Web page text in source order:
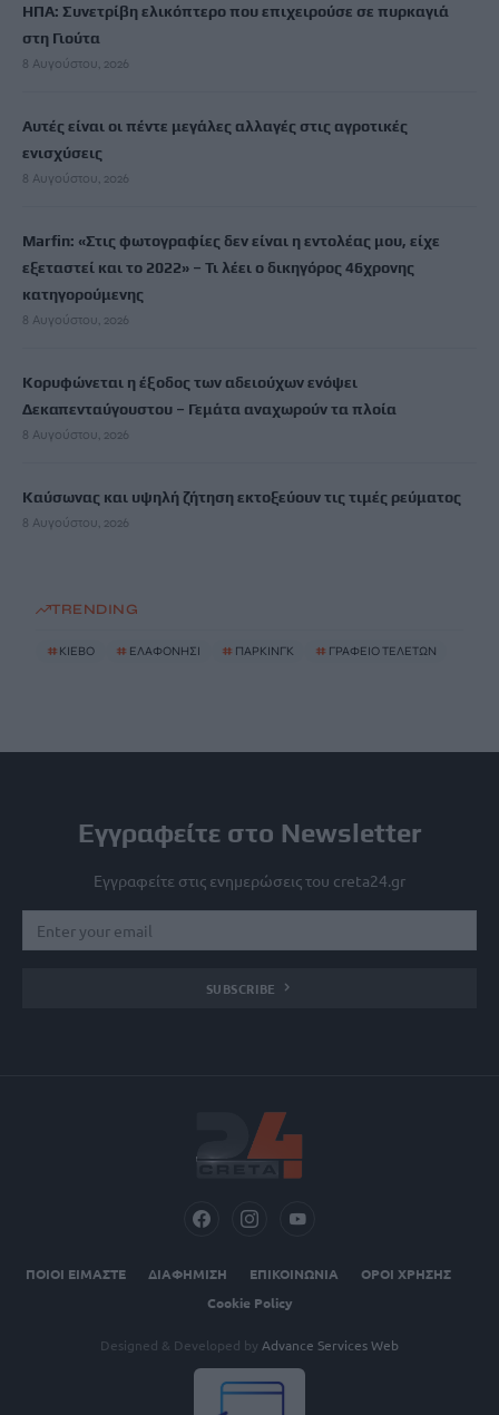
ΗΠΑ: Συνετρίβη ελικόπτερο που επιχειρούσε σε πυρκαγιά
στη Γιούτα
8 Αυγούστου, 2026
Αυτές είναι οι πέντε μεγάλες αλλαγές στις αγροτικές
ενισχύσεις
8 Αυγούστου, 2026
Marfin: «Στις φωτογραφίες δεν είναι η εντολέας μου, είχε
εξεταστεί και το 2022» – Τι λέει ο δικηγόρος 46χρονης
κατηγορούμενης
8 Αυγούστου, 2026
Κορυφώνεται η έξοδος των αδειούχων ενόψει
Δεκαπενταύγουστου – Γεμάτα αναχωρούν τα πλοία
8 Αυγούστου, 2026
Καύσωνας και υψηλή ζήτηση εκτοξεύουν τις τιμές ρεύματος
8 Αυγούστου, 2026
TRENDING
# ΚΙΕΒΟ # ΕΛΑΦΟΝΗΣΙ # ΠΑΡΚΙΝΓΚ # ΓΡΑΦΕΙΟ ΤΕΛΕΤΩΝ
Εγγραφείτε στο Newsletter
Εγγραφείτε στις ενημερώσεις του creta24.gr
SUBSCRIBE
ΠΟΙΟΙ ΕΙΜΑΣΤΕ ΔΙΑΦΗΜΙΣΗ ΕΠΙΚΟΙΝΩΝΙΑ
ΟΡΟΙ ΧΡΗΣΗΣ
Cookie Policy
Designed & Developed by Advance Services Web